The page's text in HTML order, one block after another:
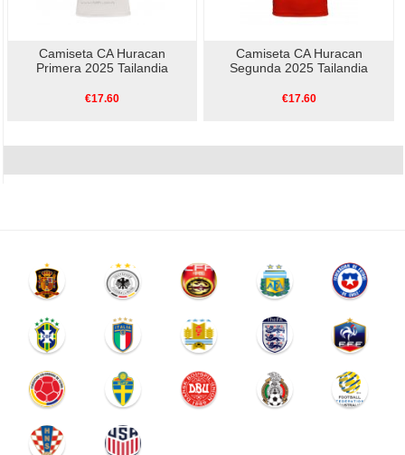
Camiseta CA Huracan
Primera 2025 Tailandia
€17.60
Camiseta CA Huracan
Segunda 2025 Tailandia
€17.60